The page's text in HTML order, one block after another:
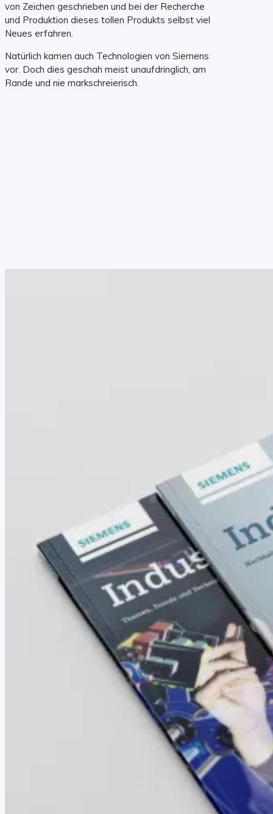
von Zeichen geschrieben und bei der Recherche
und Produktion dieses tollen Produkts selbst viel
Neues erfahren.
Natürlich kamen auch Technologien von Siemens
vor. Doch dies geschah meist unaufdringlich, am
Rande und nie markschreierisch.